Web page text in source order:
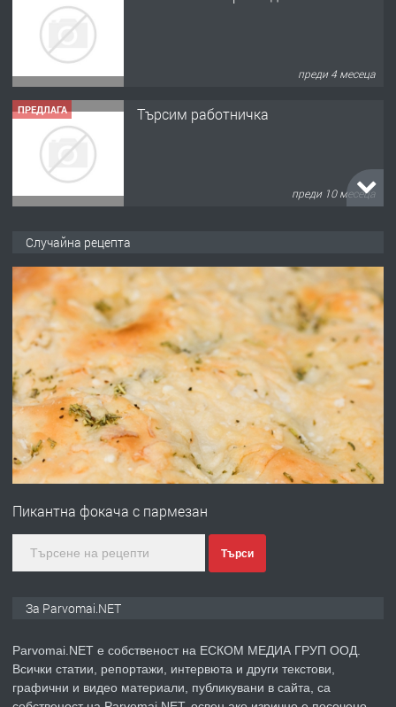
преди 4 месеца
ПРЕДЛАГА Търсим работничка
преди 10 месеца
преди 1 година
ПРЕДЛАГА Работа за общи работници
преди 1 година
ПРЕДЛАГА
Първи поход "По стъпките на Ангел
преди 1 година
Случайна рецепта
Пикантна фокача с пармезан
Търси
За Parvomai.NET
Parvomai.NET е собственост на ЕСКОМ МЕДИА ГРУП ООД.
Всички статии, репортажи, интервюта и други текстови,
графични и видео материали, публикувани в сайта, са